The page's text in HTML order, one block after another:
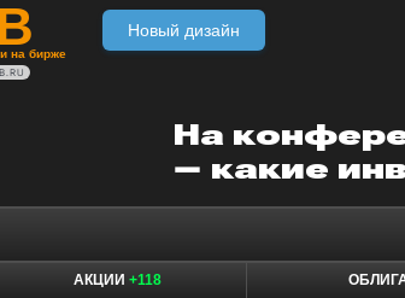
на бирже
Новый дизайн
АКЦИИ +118